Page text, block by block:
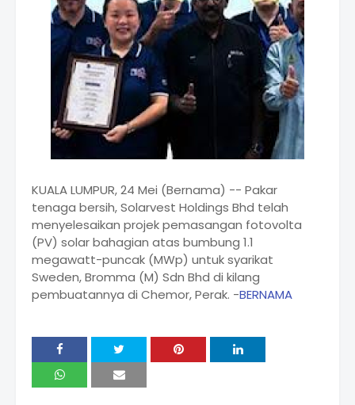
KUALA LUMPUR, 24 Mei (Bernama) -- Pakar
tenaga bersih, Solarvest Holdings Bhd telah
menyelesaikan projek pemasangan fotovolta
(PV) solar bahagian atas bumbung 1.1
megawatt-puncak (MWp) untuk syarikat
Sweden, Bromma (M) Sdn Bhd di kilang
pembuatannya di Chemor, Perak. -BERNAMA